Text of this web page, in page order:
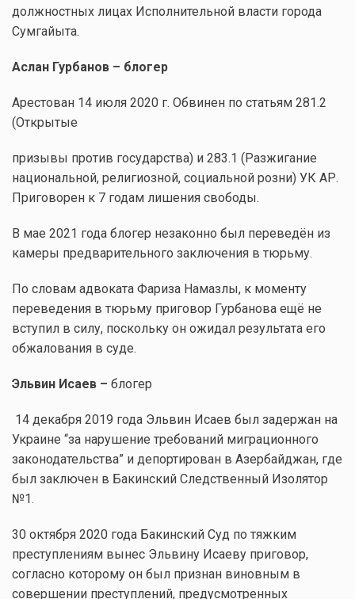
должностных лицах Исполнительной власти города
Сумгайыта.
Аслан Гурбанов – блогер
Арестован 14 июля 2020 г. Обвинен по статьям 281.2
(Открытые
призывы против государства) и 283.1 (Разжигание
национальной, религиозной, социальной розни) УК АР.
Приговорен к 7 годам лишения свободы.
В мае 2021 года блогер незаконно был переведён из
камеры предварительного заключения в тюрьму.
По словам адвоката Фариза Намазлы, к моменту
переведения в тюрьму приговор Гурбанова ещё не
вступил в силу, поскольку он ожидал результата его
обжалования в суде.
Эльвин Исаев – блогер
14 декабря 2019 года Эльвин Исаев был задержан на
Украине “за нарушение требований миграционного
законодательства” и депортирован в Азербайджан, где
был заключен в Бакинский Следственный Изолятор
№1.
30 октября 2020 года Бакинский Суд по тяжким
преступлениям вынес Эльвину Исаеву приговор,
согласно которому он был признан виновным в
совершении преступлений, предусмотренных